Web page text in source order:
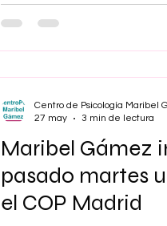
Generales para iniciar su
Maribel Gámez
pasado martes
el COP Madrid
Centro de Psicología Maribel
27 may
3 min de lectura